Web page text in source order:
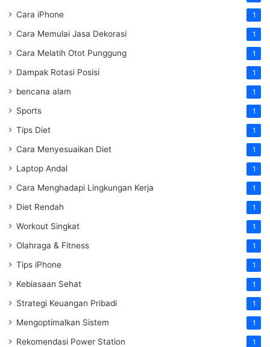
Cara iPhone 1
Cara Memulai Jasa Dekorasi 1
Cara Melatih Otot Punggung 1
Dampak Rotasi Posisi 1
bencana alam 1
Sports 1
Tips Diet 1
Cara Menyesuaikan Diet 1
Laptop Andal 1
Cara Menghadapi Lingkungan Kerja 1
Diet Rendah 1
Workout Singkat 1
Olahraga & Fitness 1
Tips iPhone 1
Kebiasaan Sehat 1
Strategi Keuangan Pribadi 1
Mengoptimalkan Sistem 1
Rekomendasi Power Station 1